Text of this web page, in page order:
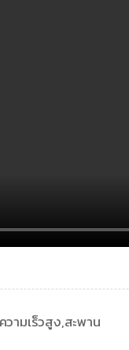
วามเร็วสูง,สะพาน